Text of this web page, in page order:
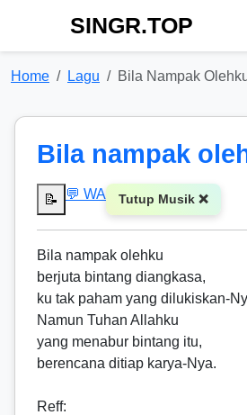
SINGR.TOP
Home Lagu Bila Nampak
Bila nampak
📝 💬 WA Tutup Musik ❌
Bila nampak olehku
berjuta bintang diangkasa,
ku tak paham yang dilukiskan-
Namun Tuhan Allahku
yang menabur bintang itu,
berencana ditiap karya-Nya.
Reff: